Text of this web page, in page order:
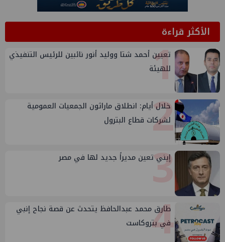
الأكثر قراءة1
تعيين أحمد شتا ووليد أنور نائبين للرئيس التنفيذي
للهيئة
2
خلال أيام: انطلاق ماراثون الجمعيات العمومية
لشركات قطاع البترول
3
إيني تعين مديراً جديد لها في مصر
4
طارق محمد عبدالحافظ يتحدث عن قصة نجاح إنبي
في بتروكاست